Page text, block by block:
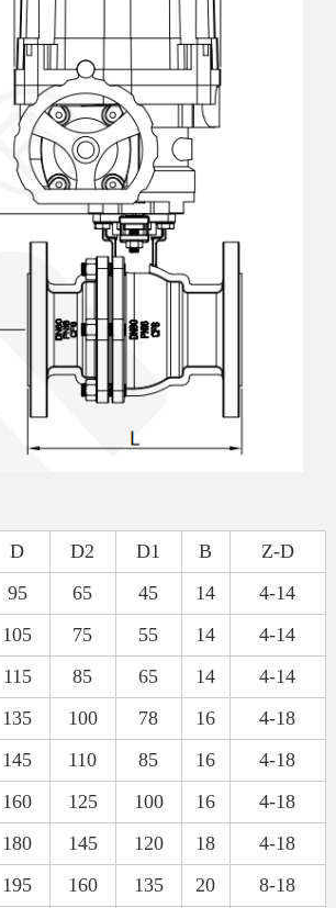
D D2 D1 B
Z-D
95 65 45 14
4-14
105 75 55 14
4-14
115 85 65 14
4-14
135 100 78 16
4-18
145 110 85 16
4-18
160 125 100 16
4-18
180 145 120 18
4-18
195 160 135 20
8-18